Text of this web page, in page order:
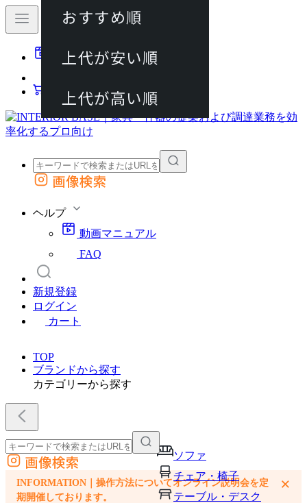
動画マニュアル
カート
外部サイトの商品をカートに追加
画像検索
ヘルプ
動画マニュアル
FAQ
新規登録
ログイン
カート
TOP
ブランドから探す
カテゴリーから探す
ソファ
チェア・椅子
テーブル・デスク
外部サイトの商品をカートに追加
他のサイトで見つけた商品ページのURLを貼り付けて、カートに追加できます
画像検索
INFORMATION｜操作方法についてオンライン説明会を定
期開催しております。
×
おすすめ順
上代が安い順
上代が高い順